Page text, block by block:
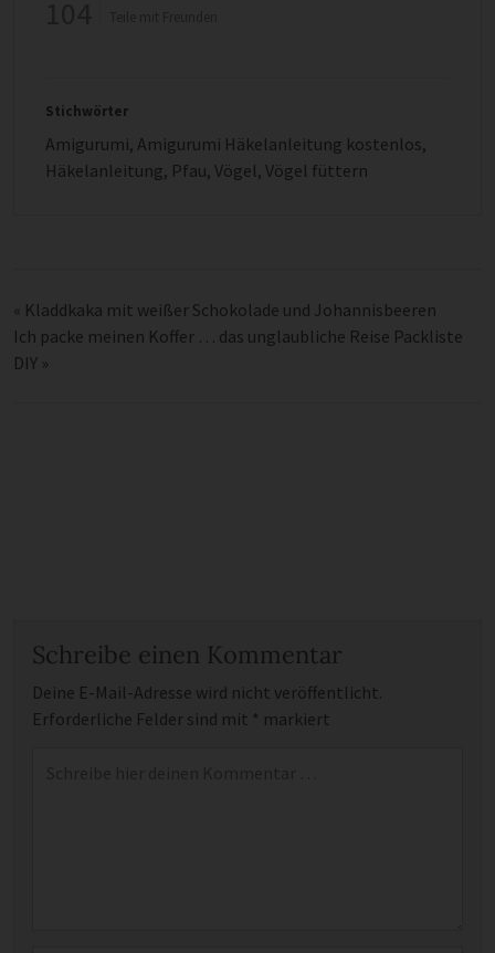
Stichwörter
Amigurumi, Amigurumi Häkelanleitung kostenlos,
Häkelanleitung, Pfau, Vögel, Vögel füttern
« Kladdkaka mit weißer Schokolade und Johannisbeeren
Ich packe meinen Koffer … das unglaubliche Reise Packliste
DIY »
Schreibe einen Kommentar
Deine E-Mail-Adresse wird nicht veröffentlicht.
Erforderliche Felder sind mit * markiert